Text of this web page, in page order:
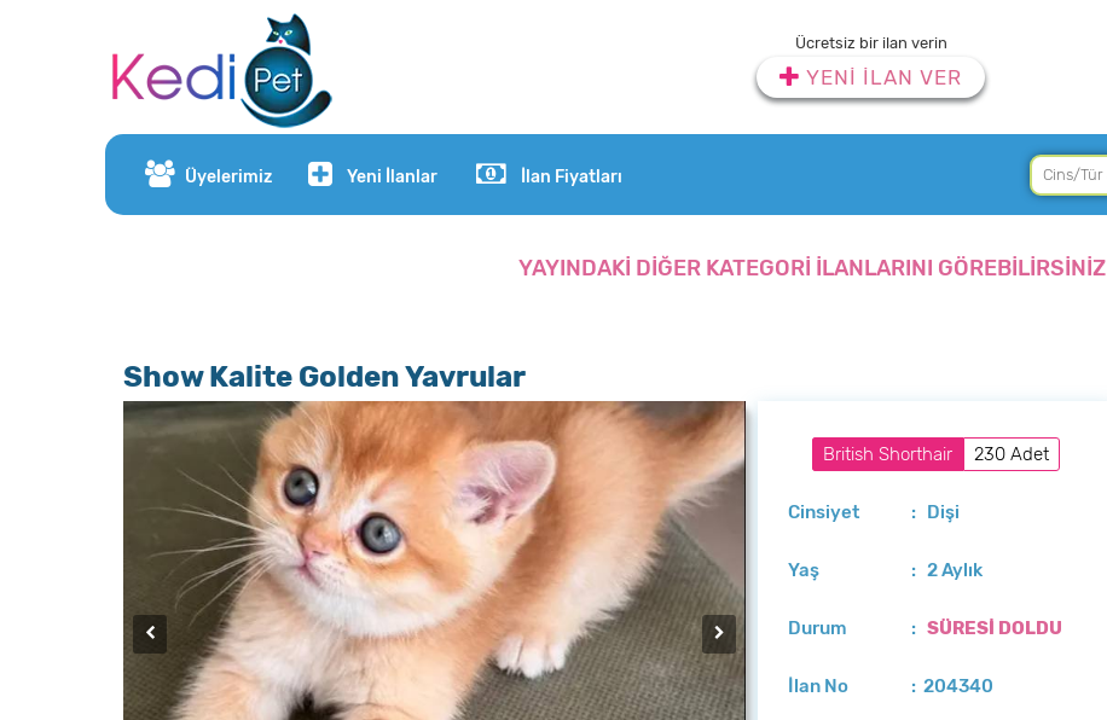
Ücretsiz bir ilan verin
YENİ İLAN VER
Üyelerimiz Yeni İlanlar İlan Fiyatları
YAYINDAKİ DİĞER KATEGORİ İLANLARINI GÖREBİLİRSİNİZ
Show Kalite Golden Yavrular
British Shorthair 230 Adet
Cinsiyet : Dişi
Yaş : 2 Aylık
Durum :SÜRESİ DOLDU
İlan No : 204340